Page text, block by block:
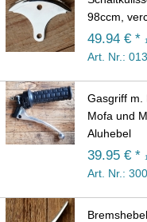
98ccm,
49.94 € *
Art. Nr.:
Gasgriff m.
Mofa und
Aluhebel
39.95 € *
Art. Nr.: